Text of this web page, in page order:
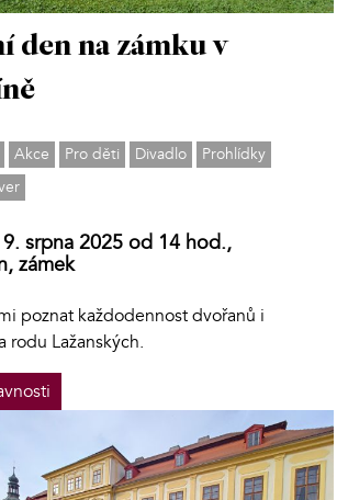
den na zámku v
Akce Pro děti Divadlo
Prohlídky
srpna 2025 od 14 hod.,
zámek
poznat každodennost dvořanů i
rodu Lažanských.